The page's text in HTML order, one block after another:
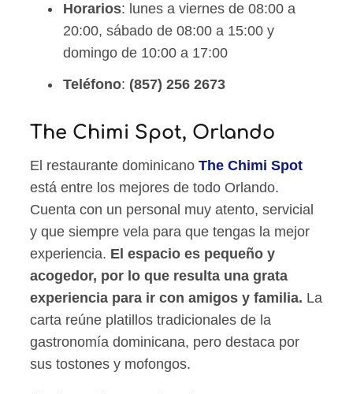
Horarios: lunes a viernes de 08:00 a
20:00, sábado de 08:00 a 15:00 y
domingo de 10:00 a 17:00
Teléfono: (857) 256 2673
The Chimi Spot, Orlando
El restaurante dominicanoThe Chimi Spot
está entre los mejores de todo Orlando.
Cuenta con un personal muy atento, servicial
y que siempre vela para que tengas la mejor
experiencia. El espacio es pequeño y
acogedor, por lo que resulta una grata
experiencia para ir con amigos y familia. La
carta reúne platillos tradicionales de la
gastronomía dominicana, pero destaca por
sus tostones y mofongos.